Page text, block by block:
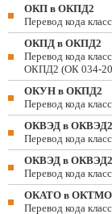
ОКП в ОКПД2
Перевод кода
ОКПД в ОКПД2
Перевод кода
ОКПД2 (ОК 034-
ОКУН в ОКПД2
Перевод кода
ОКВЭД в ОКВЭД2
Перевод кода
ОКВЭД в ОКВЭД2
Перевод кода
ОКАТО в ОКТМО
Перевод кода